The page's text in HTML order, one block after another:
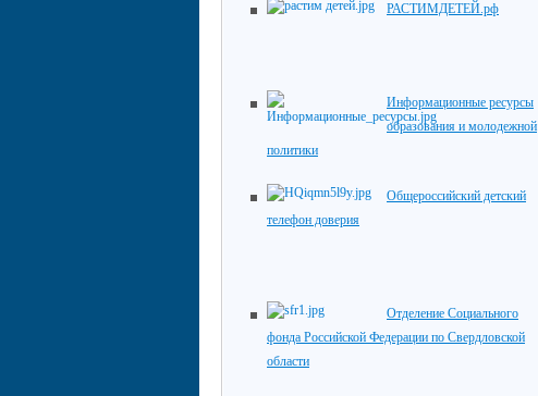
РАСТИМДЕТЕЙ.рф
Информационные ресурсы
образования и молодежной
политики
Общероссийский детский
телефон доверия
Отделение Социального
фонда Российской Федерации по Свердловской
области